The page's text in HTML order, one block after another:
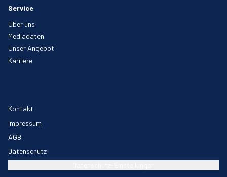
Service
Über uns
Mediadaten
Unser Angebot
Karriere
Kontakt
Impressum
AGB
Datenschutz